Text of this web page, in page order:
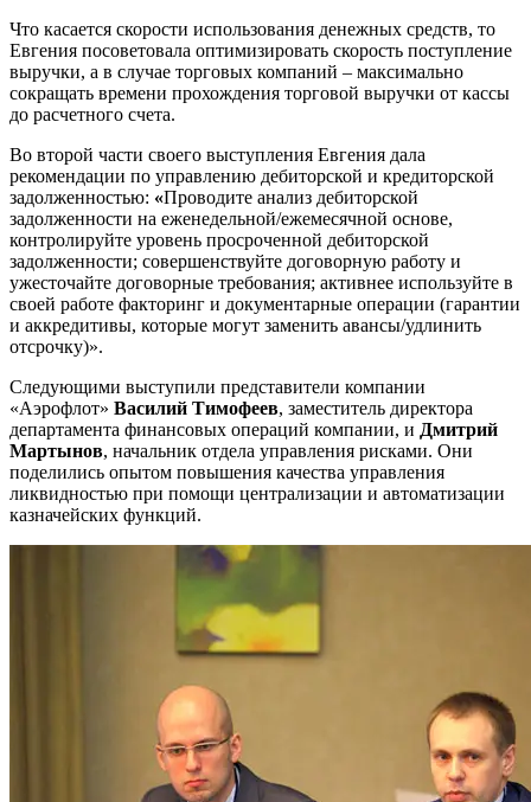
Что касается скорости использования денежных средств, то
Евгения посоветовала оптимизировать скорость поступление
выручки, а в случае торговых компаний – максимально
сокращать времени прохождения торговой выручки от кассы
до расчетного счета.
Во второй части своего выступления Евгения дала
рекомендации по управлению дебиторской и кредиторской
задолженностью: «Проводите анализ дебиторской
задолженности на еженедельной/ежемесячной основе,
контролируйте уровень просроченной дебиторской
задолженности; совершенствуйте договорную работу и
ужесточайте договорные требования; активнее используйте в
своей работе факторинг и документарные операции (гарантии
и аккредитивы, которые могут заменить авансы/удлинить
отсрочку)».
Следующими выступили представители компании
«Аэрофлот» Василий Тимофеев, заместитель директора
департамента финансовых операций компании, и Дмитрий
Мартынов, начальник отдела управления рисками. Они
поделились опытом повышения качества управления
ликвидностью при помощи централизации и автоматизации
казначейских функций.